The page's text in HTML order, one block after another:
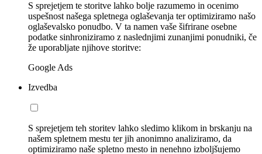
S sprejetjem te storitve lahko bolje razumemo in ocenimo
uspešnost našega spletnega oglaševanja ter optimiziramo našo
oglaševalsko ponudbo. V ta namen vaše šifrirane osebne
podatke sinhroniziramo z naslednjimi zunanjimi ponudniki, če
že uporabljate njihove storitve:
Google Ads
Izvedba
S sprejetjem teh storitev lahko sledimo klikom in brskanju na
našem spletnem mestu ter jih anonimno analiziramo, da
optimiziramo naše spletno mesto in nenehno izboljšujemo